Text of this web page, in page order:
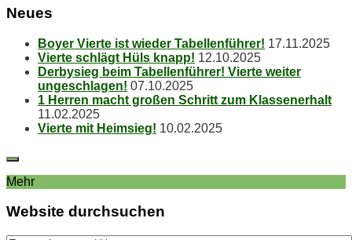
Neu­es
Boy­er Vier­te ist wie­der Tabellenführer! 17.11.2025
Vier­te schlägt Hüls knapp! 12.10.2025
Der­by­sieg beim Ta­bel­len­füh­rer! Vier­te wei­ter
ungeschlagen! 07.10.2025
1 Her­ren macht gro­ßen Schritt zum Klassenerhalt
11.02.2025
Vier­te mit Heimsieg! 10.02.2025
Mehr
Web­site durchsuchen